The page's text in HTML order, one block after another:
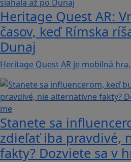
Heritage Quest AR:
časov, keď Rímska
Dunaj
Heritage Quest AR je mobilná
Stanete sa
zdieľať iba pravdivé,
fakty? Dozviete sa v